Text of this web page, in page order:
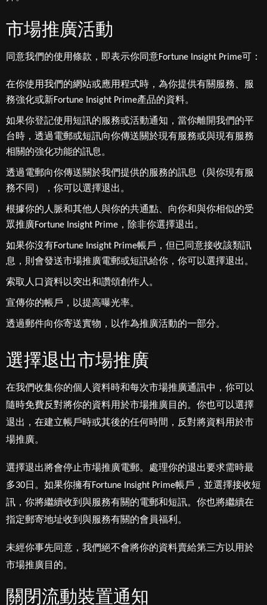
市場推廣活動
同意我們的使用條款，即表示你同意Fortune Insight Prime可：
在你使用我們的網站或應用程式時，為你提供有關服務、服
務強化或新Fortune Insight Prime產品的資料。
如果你登記使用短訊的服務或活動通知，當你離開我們的平
台時，透過電郵或短訊向你傳送關於現有服務或與現有服務
相關的強化功能的訊息。
透過電郵向你傳送關於我們提供的服務的訊息（與你現有服
務不同），你可以選擇退出。
根據你的人脈和其他人與你的共通點、向你和與你相似的受
眾推廣Fortune Insight Prime，除非你選擇退出。
如果你沒有Fortune Insight Prime帳戶，但已同意接收該類訊
息，則會發送市場推廣電郵或短訊給你，你可以選擇退出。
索取人口資料以突出和讚頌創作人。
宣傳你的帳戶，以提高曝光率。
透過郵件向你寄送實物，以作為推廣活動的一部分。
選擇退出市場推廣
在我們收集你的個人資料時和每次市場推廣通訊中，你可以
隨時免費反對將你的資料用於市場推廣目的。你也可以選擇
退出，在建立帳戶時或其後的任何時間，反對將資料用於市
場推廣。
選擇退出將會停止市場推廣電郵。處理你的退出要求需時最
多30日。如果你擁有Fortune Insight Prime帳戶，並選擇接收短
訊，你將繼續收到與服務有關的電郵和短訊。你也將繼續在
指定郵寄地址收到與服務有關的會員福利。
未經你事先同意，我們絕不會將你的資料賣給第三方以用於
市場推廣目的。
關閉流動裝置通知